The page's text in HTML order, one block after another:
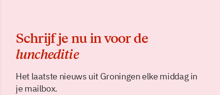
Schrijf je nu in voor de
luncheditie
Het laatste nieuws uit Groningen elke middag in
je mailbox.